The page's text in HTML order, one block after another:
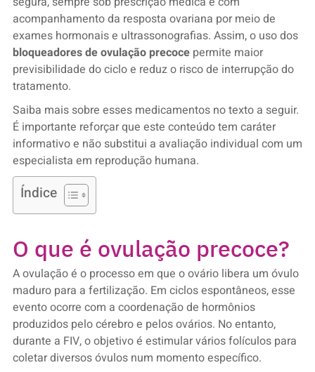
acompanhamento da resposta ovariana por meio de
exames hormonais e ultrassonografias. Assim, o uso dos
bloqueadores de ovulação precocepermite maior
previsibilidade do ciclo e reduz o risco de interrupção do
tratamento.
Saiba mais sobre esses medicamentos no texto a seguir.
É importante reforçar que este conteúdo tem caráter
informativo e não substitui a avaliação individual com um
especialista em reprodução humana.
Índice
O que é ovulação precoce?
A ovulação é o processo em que o ovário libera um óvulo
maduro para a fertilização. Em ciclos espontâneos, esse
evento ocorre com a coordenação de hormônios
produzidos pelo cérebro e pelos ovários. No entanto,
durante a FIV, o objetivo é estimular vários folículos para
coletar diversos óvulos num momento específico.